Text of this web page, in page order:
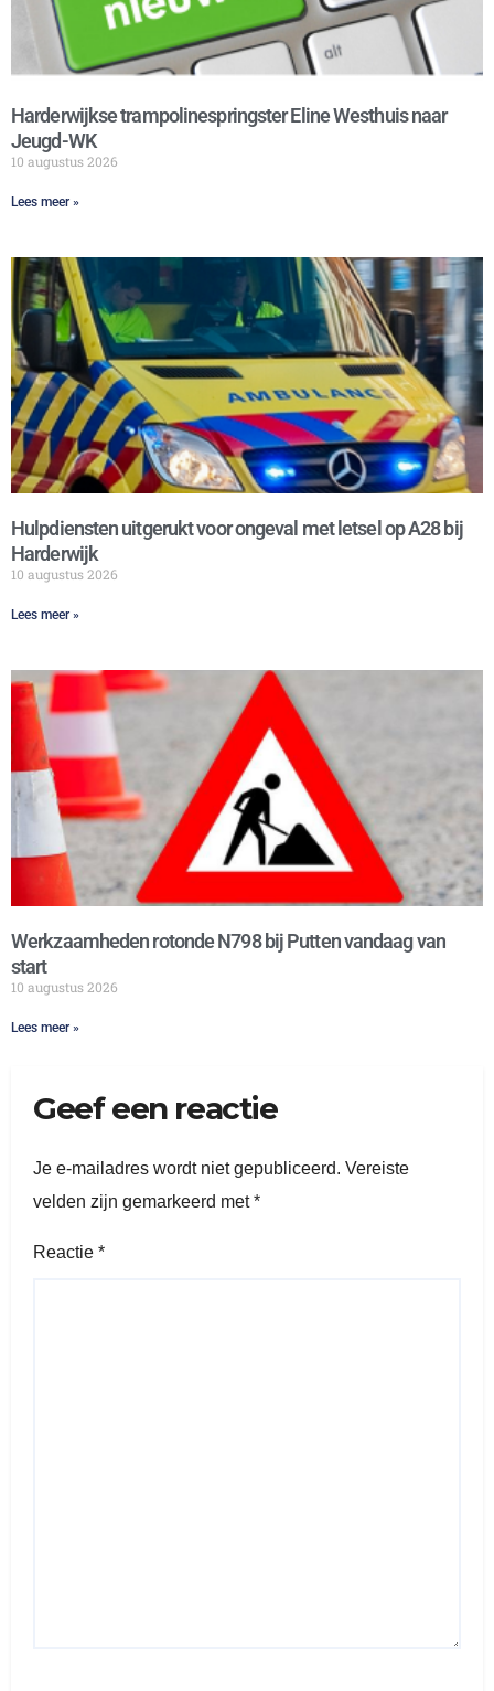
Harderwijkse trampolinespringster Eline Westhuis naar
Jeugd-WK
10 augustus 2026
Lees meer »
Hulpdiensten uitgerukt voor ongeval met letsel op A28 bij
Harderwijk
10 augustus 2026
Lees meer »
Werkzaamheden rotonde N798 bij Putten vandaag van
start
10 augustus 2026
Lees meer »
Geef een reactie
Je e-mailadres wordt niet gepubliceerd. Vereiste
velden zijn gemarkeerd met*
Reactie *